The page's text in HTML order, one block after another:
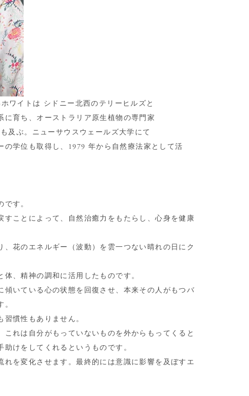
ワイトは シドニー北西のテリーヒルズと
育ち、オーストラリア原生植物の専門家
及ぶ。ニューサウスウェールズ大学にて
学位も取得し、1979 年から自然療法家として活
す。
ことによって、自然治癒力をもたらし、心身を健康
花のエネルギー（波動）を雲一つない晴れの日にク
、精神の調和に活用したものです。
いている心の状態を回復させ、本来その人がもつバ
慣性もありません。
れは自分がもっていないものを外からもってくると
けをしてくれるというものです。
を変化させます。最終的には意識に影響を及ぼすエ